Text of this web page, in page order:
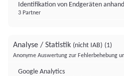
Identifikation von Endgeräten
3 Partner
Analyse / Statistik (nicht IAB) (1)
Anonyme Auswertung zur Fehlerbehebung
Google Analytics